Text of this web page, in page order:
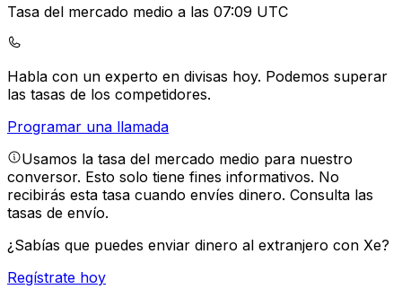
Tasa del mercado medio a las 07:09 UTC
Habla con un experto en divisas hoy. Podemos superar
las tasas de los competidores.
Programar una llamada
Usamos la tasa del mercado medio para nuestro
conversor. Esto solo tiene fines informativos. No
recibirás esta tasa cuando envíes dinero. Consulta las
tasas de envío.
¿Sabías que puedes enviar dinero al extranjero con Xe?
Regístrate hoy